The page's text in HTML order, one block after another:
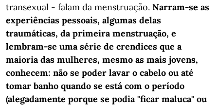
transexual - falam da menstruação. Narram-se as
experiências pessoais, algumas delas
traumáticas, da primeira menstruação, e
lembram-se uma série de crendices que a
maioria das mulheres, mesmo as mais jovens,
conhecem: não se poder lavar o cabelo ou até
tomar banho quando se está com o período
(alegadamente porque se podia "ficar maluca" ou